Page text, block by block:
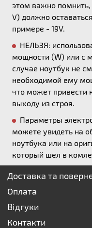
этом важно помнить,
V) должно
примере - 19V.
НЕЛЬЗЯ:
мощности (W) или с
случае ноутбук не
необходимой ему
что может привести
выходу из строя.
Параметры
можете увидеть на
ноутбука или на
который шел в
Доставка та
Оплата
Відгуки
Контакти